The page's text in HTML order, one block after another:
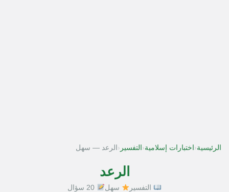
الرئيسية‹ اختبارات إسلامية‹ التفسير ‹ الرعد — سهل
الرعد
التفسير سهل